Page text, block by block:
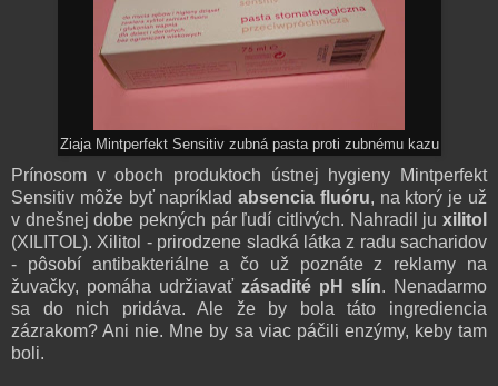
Ziaja Mintperfekt Sensitiv zubná pasta proti zubnému kazu
Prínosom v oboch produktoch ústnej hygieny Mintperfekt
Sensitiv môže byť napríkladabsencia fluóru, na ktorý je už
v dnešnej dobe pekných pár ľudí citlivých. Nahradil ju xilitol
(XILITOL). Xilitol - prirodzene sladká látka z radu sacharidov
- pôsobí antibakteriálne a čo už poznáte z reklamy na
žuvačky, pomáha udržiavať zásadité pH slín. Nenadarmo
sa do nich pridáva. Ale že by bola táto ingrediencia
zázrakom? Ani nie. Mne by sa viac páčili enzýmy, keby tam
boli.